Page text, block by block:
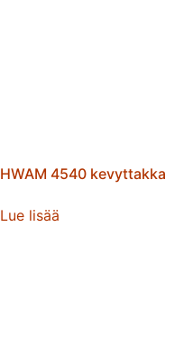
HWAM 4540 kevyttakka
Lue lisää